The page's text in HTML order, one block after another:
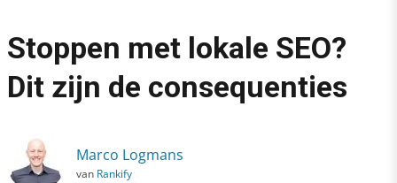
Marketing
›
Stoppen met lokale SEO?
Dit zijn de consequenties
Marco Logmans
van Rankify